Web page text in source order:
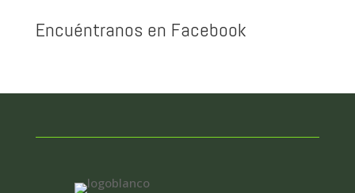
Encuéntranos en Facebook